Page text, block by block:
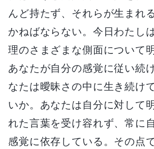
んど持たず、それらが生まれ
かねばならない。今日わたし
理のさまざまな側面について
あなたが自分の感覚に従い続
なたは曖昧さの中に生き続け
いか。あなたは自分に対して
れた言葉を受け容れず、常に
感覚に依存している。その点